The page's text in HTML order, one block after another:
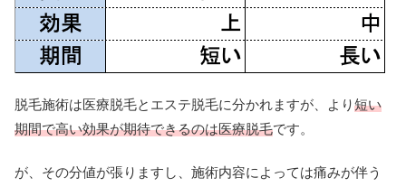
脱毛施術は医療脱毛とエステ脱毛に分かれますが、より短い
期間で高い効果が期待できるのは医療脱毛です。
が、その分値が張りますし、施術内容によっては痛みが伴う